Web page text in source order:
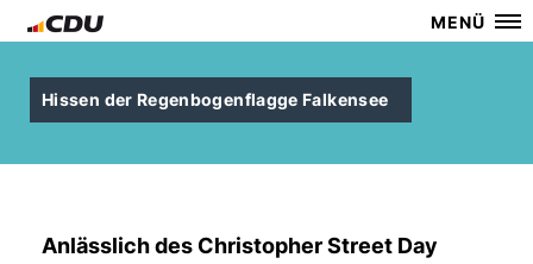
MENÜ
Hissen der Regenbogenflagge Falkensee
Anlässlich des Christopher Street Day